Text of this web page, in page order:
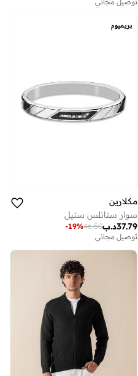
بريميوم
مكلارين
سوار ستانلس ستيل
د.ب37.79
46.50
-19%
توصيل مجاني